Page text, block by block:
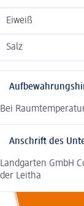
Eiweiß
Salz
Bei
Anschrift des
Landgarten GmbH
der Leitha